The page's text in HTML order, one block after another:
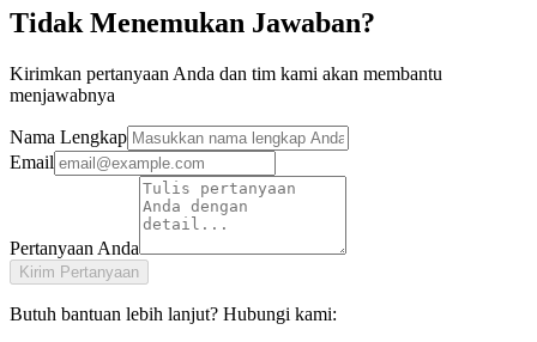
Tidak Menemukan Jawaban?
Kirimkan pertanyaan Anda dan tim kami akan membantu
menjawabnya
Nama Lengkap
Email
Pertanyaan Anda
Kirim Pertanyaan
Butuh bantuan lebih lanjut? Hubungi kami: